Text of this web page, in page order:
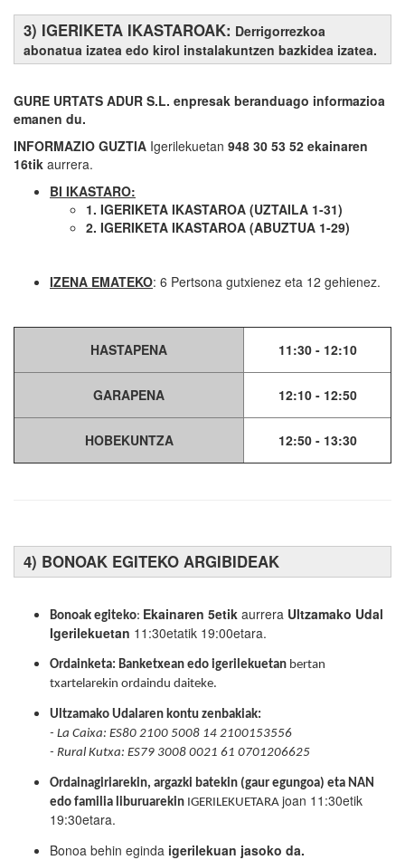
3) IGERIKETA IKASTAROAK: Derrigorrezkoa
abonatua izatea edo kirol instalakuntzen bazkidea izatea.
GURE URTATS ADUR S.L. enpresak beranduago informazioa
emanen du.
INFORMAZIO GUZTIA Igerilekuetan 948 30 53 52 ekainaren
16tik aurrera.
BI IKASTARO:
1. IGERIKETA IKASTAROA (UZTAILA 1-31)
2. IGERIKETA IKASTAROA (ABUZTUA 1-29)
IZENA EMATEKO: 6 Pertsona gutxienez eta 12 gehienez.
HASTAPENA 11:30 - 12:10
GARAPENA 12:10 - 12:50
HOBEKUNTZA 12:50 - 13:30
4) BONOAK EGITEKO ARGIBIDEAK
Bonoak egiteko: Ekainaren 5etik aurrera Ultzamako Udal
Igerilekuetan 11:30etatik 19:00etara.
Ordainketa: Banketxean edo igerilekuetan bertan
txartelarekin ordaindu daiteke.
Ultzamako Udalaren kontu zenbakiak:
- La Caixa: ES80 2100 5008 14 2100153556
- Rural Kutxa: ES79 3008 0021 61 0701206625
Ordainagiriarekin, argazki batekin (gaur egungoa) eta NAN
edo familia liburuarekin IGERILEKUETARA joan 11:30etik
19:30etara.
Bonoa behin eginda igerilekuan jasoko da.